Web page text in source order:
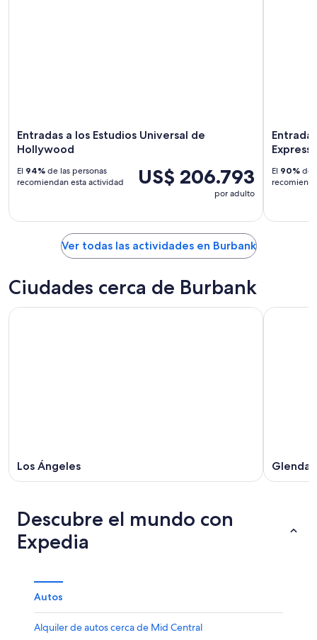
Entradas a los Estudios Universal de
Hollywood
US$ 206.793
por adulto
El 94% de las personas
recomiendan esta actividad
Express
El 90% de
Ver todas las actividades en Burbank
Ciudades cerca de Burbank
Los Ángeles
Descubre el mundo con
Expedia
Autos
Alquiler de autos cerca de Mid Central